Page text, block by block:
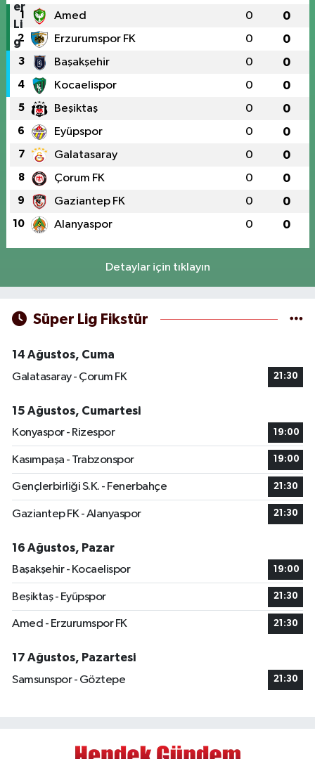
1 Amed 0 0
2 Erzurumspor FK 0 0
3 Başakşehir 0 0
4 Kocaelispor 0 0
5 Beşiktaş 0 0
6 Eyüpspor 0 0
7 Galatasaray 0 0
8 Çorum FK 0 0
9 Gaziantep FK 0 0
10 Alanyaspor 0 0
Detaylar için tıklayın
Süper Lig Fikstür
14 Ağustos, Cuma
Galatasaray - Çorum FK
21:30
15 Ağustos, Cumartesi
Konyaspor - Rizespor
19:00
Kasımpaşa - Trabzonspor 19:00
Gençlerbirliği S.K. - Fenerbahçe 21:30
Gaziantep FK - Alanyaspor 21:30
16 Ağustos, Pazar
Başakşehir - Kocaelispor
19:00
Beşiktaş - Eyüpspor 21:30
Amed - Erzurumspor FK 21:30
17 Ağustos, Pazartesi
Samsunspor - Göztepe
21:30